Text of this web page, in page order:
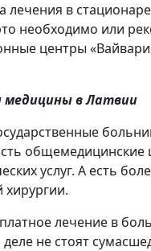
лечения в
необходимо или
центры
в Латвии
общемедицинские
услуг. А есть
хирургии.
лечение в
не стоят